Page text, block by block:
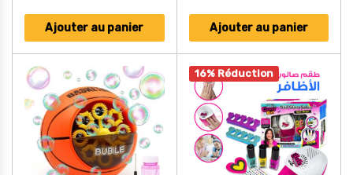
Ajouter au panier Ajouter au panier
16% Réduction